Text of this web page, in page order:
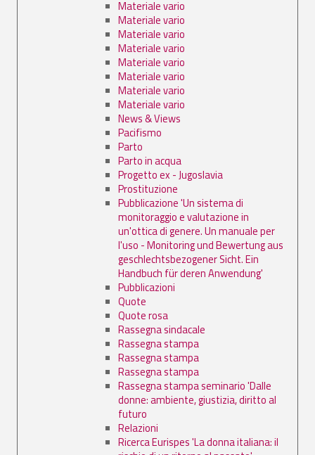
Materiale vario
Materiale vario
Materiale vario
Materiale vario
Materiale vario
Materiale vario
Materiale vario
Materiale vario
News & Views
Pacifismo
Parto
Parto in acqua
Progetto ex - Jugoslavia
Prostituzione
Pubblicazione 'Un sistema di
monitoraggio e valutazione in
un'ottica di genere. Un manuale per
l'uso - Monitoring und Bewertung aus
geschlechtsbezogener Sicht. Ein
Handbuch für deren Anwendung'
Pubblicazioni
Quote
Quote rosa
Rassegna sindacale
Rassegna stampa
Rassegna stampa
Rassegna stampa
Rassegna stampa seminario 'Dalle
donne: ambiente, giustizia, diritto al
futuro
Relazioni
Ricerca Eurispes 'La donna italiana: il